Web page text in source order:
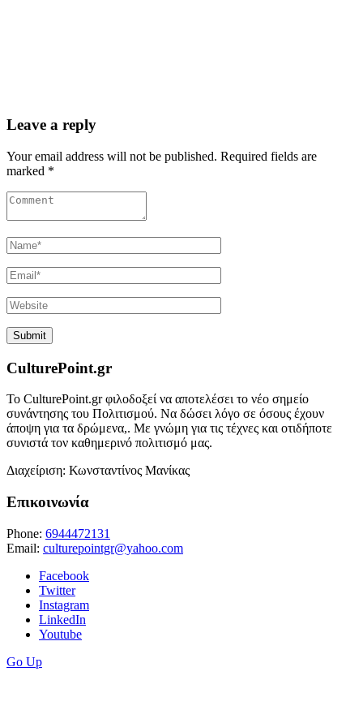
Leave a reply
Your email address will not be published. Required fields are
marked *
CulturePoint.gr
Το CulturePoint.gr φιλοδοξεί να αποτελέσει το νέο σημείο
συνάντησης του Πολιτισμού. Να δώσει λόγο σε όσους έχουν
άποψη για τα δρώμενα,. Με γνώμη για τις τέχνες και οτιδήποτε
συνιστά τον καθημερινό πολιτισμό μας.
Διαχείριση: Κωνσταντίνος Μανίκας
Επικοινωνία
Phone: 6944472131
Email: culturepointgr@yahoo.com
Facebook
Twitter
Instagram
LinkedIn
Youtube
Go Up